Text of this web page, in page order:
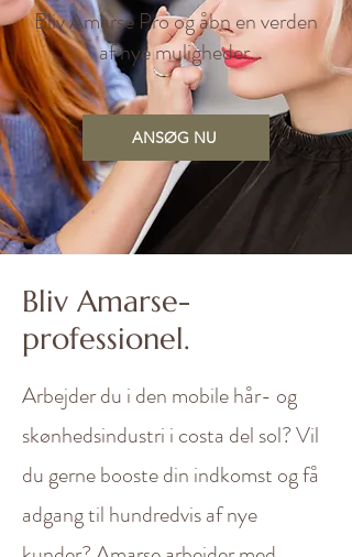
Bliv Amarse Pro og åbn en verden
af nye muligheder.
ANSØG NU
Bliv Amarse-
professionel.
Arbejder du i den mobile hår- og
skønhedsindustri i costa del sol? Vil
du gerne booste din indkomst og få
adgang til hundredvis af nye